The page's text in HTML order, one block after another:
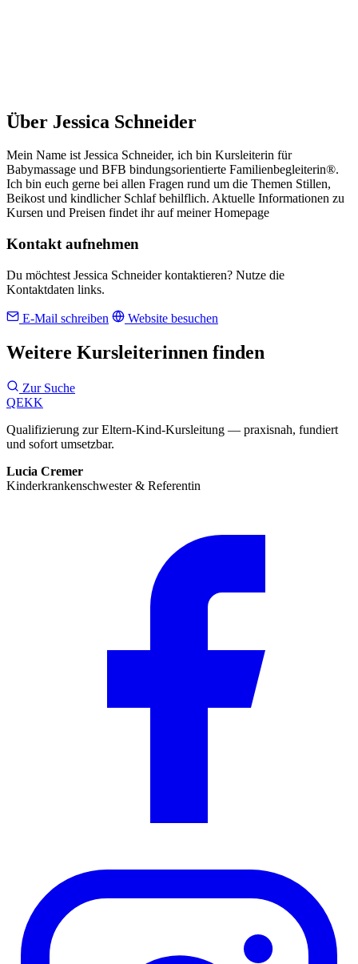
Über Jessica Schneider
Mein Name ist Jessica Schneider, ich bin Kursleiterin für
Babymassage und BFB bindungsorientierte Familienbegleiterin®.
Ich bin euch gerne bei allen Fragen rund um die Themen Stillen,
Beikost und kindlicher Schlaf behilflich. Aktuelle Informationen zu
Kursen und Preisen findet ihr auf meiner Homepage
Kontakt aufnehmen
Du möchtest Jessica Schneider kontaktieren? Nutze die
Kontaktdaten links.
E-Mail schreiben Website besuchen
Weitere Kursleiterinnen finden
Zur Suche
QEKK
Qualifizierung zur Eltern-Kind-Kursleitung — praxisnah, fundiert
und sofort umsetzbar.
Lucia Cremer
Kinderkrankenschwester & Referentin